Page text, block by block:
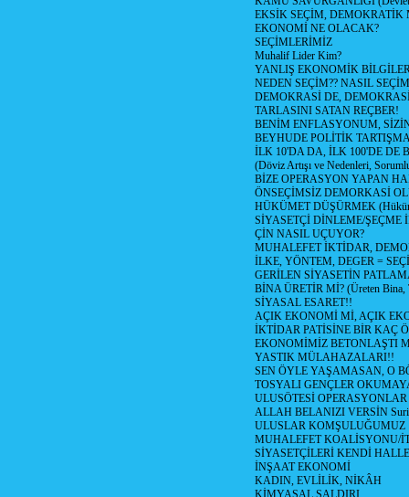
EKSİK SEÇİM, DEMOKRATİK
EKONOMİ NE OLACAK?
SEÇİMLERİMİZ
Muhalif Lider Kim?
YANLIŞ EKONOMİK
NEDEN SEÇİM?? NASIL
DEMOKRASİ DE,
TARLASINI SATAN REÇBER!
BENİM ENFLASYONUM,
BEYHUDE POLİTİK
İLK 10'DA DA, İLK 100'DE DE
(Döviz Artışı ve Nedenleri,
BİZE OPERASYON YAPAN
ÖNSEÇİMSİZ DEMORKASİ
HÜKÜMET DÜŞÜRMEK
SİYASETÇİ DİNLEME/ŞEÇME
ÇİN NASIL UÇUYOR?
MUHALEFET İKTİDAR,
İLKE, YÖNTEM, DEGER =
GERİLEN SİYASETİN
BİNA ÜRETİR Mİ? (Üreten Bina,
SİYASAL ESARET!!
AÇIK EKONOMİ Mİ, AÇIK
İKTİDAR PATİSİNE BİR KAÇ
EKONOMİMİZ BETONLAŞTI
YASTIK MÜLAHAZALARI!!
SEN ÖYLE YAŞAMASAN, O
TOSYALI GENÇLER
ULUSÖTESİ OPERASYONLAR
ALLAH BELANIZI VERSİN
ULUSLAR KOMŞULUĞUMUZ
MUHALEFET KOALİSYONU/
SİYASETÇİLERİ KENDİ
İNŞAAT EKONOMİ
KADIN, EVLİLİK, NİKÂH
KİMYASAL SALDIRI